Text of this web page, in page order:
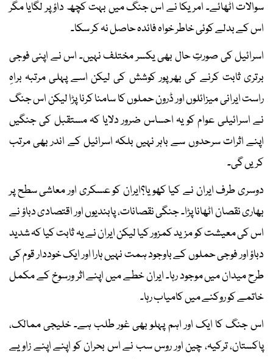
سوالات اٹھائے۔ امریکا نے اس جنگ میں بہت کچھ داؤ پر لگایا مگر
اس کے بدلے کوئی خاطر خواہ فائدہ حاصل نہ کر سکا۔
اسرائیل کی صورتِ حال بھی یکسر مختلف نہیں۔ اس نے اپنی فوجی
برتری ثابت کرنے کی بھرپور کوشش کی لیکن اسے پہلی مرتبہ براہِ
راست ایرانی میزائلوں اور ڈرون حملوں کا سامنا کرنا پڑا لیکن اس جنگ
نے اسرائیلی عوام کو یہ احساس ضرور دلایا کہ مستقبل کی جنگیں
اپنے اثرات سرحدوں سے باہر نہیں بلکہ اسرائیل کے اندر بھی مرتب
کریں گی۔
دوسری طرف ایران نے کیا کھویا؟ایران کو عسکری اور معاشی سطح پر
بھاری نقصان اٹھانا پڑا۔ جنگی نقصانات، پابندیوں اور اقتصادی دباؤ نے
اس کی معیشت کو مزید کمزور کیا لیکن ایران نے یہ ثابت کیا کہ شدید
دباؤ اور فوجی حملوں کے باوجود ہمت نہیں ہارا اور ایک خوددار قوم کی
طرح میدان میں موجود رہا۔ ایران خطے میں اپنے اثر ورسوخ کے مکمل
خاتمے کو روکنے میں کامیاب رہا۔
اس جنگ کا ایک اور اہم پہلو بھی غور طلب ہے۔ خلیجی ممالک،
پاکستان، ترکیہ، چین اور روس سب نے اس بحران کو اپنے اپنے زاویے